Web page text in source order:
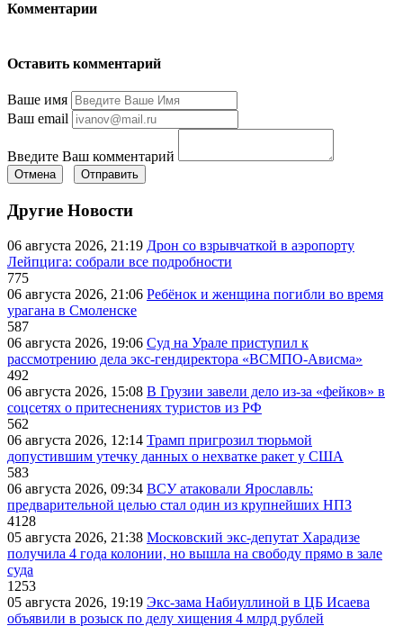
Комментарии
Оставить комментарий
Ваше имя
Ваш email
Введите Ваш комментарий
Отмена Отправить
Другие Новости
06 августа 2026, 21:19 Дрон со взрывчаткой в аэропорту
Лейпцига: собрали все подробности
775
06 августа 2026, 21:06 Ребёнок и женщина погибли во время
урагана в Смоленске
587
06 августа 2026, 19:06 Суд на Урале приступил к
рассмотрению дела экс-гендиректора «ВСМПО-Ависма»
492
06 августа 2026, 15:08 В Грузии завели дело из-за «фейков» в
соцсетях о притеснениях туристов из РФ
562
06 августа 2026, 12:14 Трамп пригрозил тюрьмой
допустившим утечку данных о нехватке ракет у США
583
06 августа 2026, 09:34 ВСУ атаковали Ярославль:
предварительной целью стал один из крупнейших НПЗ
4128
05 августа 2026, 21:38 Московский экс-депутат Харадизе
получила 4 года колонии, но вышла на свободу прямо в зале
суда
1253
05 августа 2026, 19:19 Экс-зама Набиуллиной в ЦБ Исаева
объявили в розыск по делу хищения 4 млрд рублей